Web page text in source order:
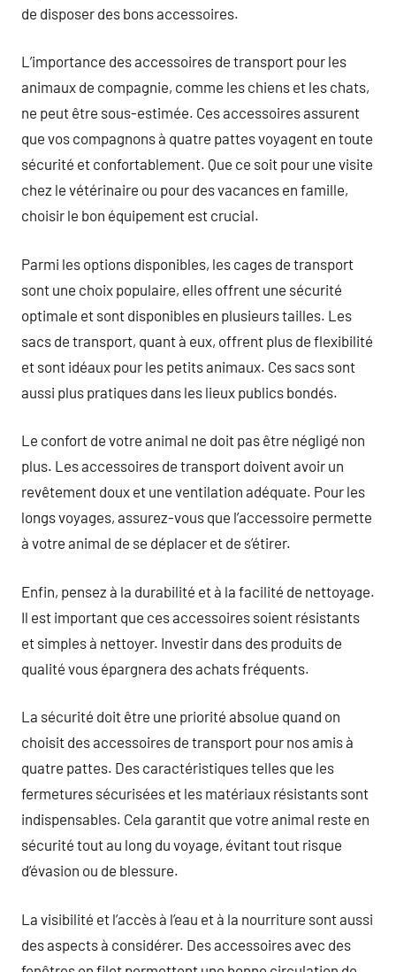
de disposer des bons accessoires.
L’importance des accessoires de transport pour les
animaux de compagnie, comme les chiens et les chats,
ne peut être sous-estimée. Ces accessoires assurent
que vos compagnons à quatre pattes voyagent en toute
sécurité et confortablement. Que ce soit pour une visite
chez le vétérinaire ou pour des vacances en famille,
choisir le bon équipement est crucial.
Parmi les options disponibles, les cages de transport
sont une choix populaire, elles offrent une sécurité
optimale et sont disponibles en plusieurs tailles. Les
sacs de transport, quant à eux, offrent plus de flexibilité
et sont idéaux pour les petits animaux. Ces sacs sont
aussi plus pratiques dans les lieux publics bondés.
Le confort de votre animal ne doit pas être négligé non
plus. Les accessoires de transport doivent avoir un
revêtement doux et une ventilation adéquate. Pour les
longs voyages, assurez-vous que l’accessoire permette
à votre animal de se déplacer et de s’étirer.
Enfin, pensez à la durabilité et à la facilité de nettoyage.
Il est important que ces accessoires soient résistants
et simples à nettoyer. Investir dans des produits de
qualité vous épargnera des achats fréquents.
La sécurité doit être une priorité absolue quand on
choisit des accessoires de transport pour nos amis à
quatre pattes. Des caractéristiques telles que les
fermetures sécurisées et les matériaux résistants sont
indispensables. Cela garantit que votre animal reste en
sécurité tout au long du voyage, évitant tout risque
d’évasion ou de blessure.
La visibilité et l’accès à l’eau et à la nourriture sont aussi
des aspects à considérer. Des accessoires avec des